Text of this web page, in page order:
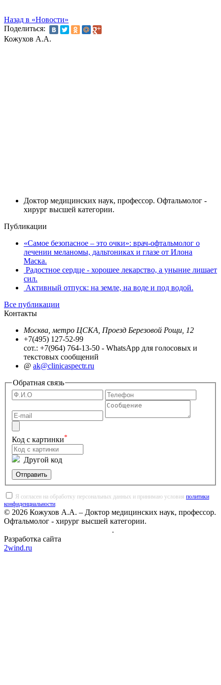
Назад в «Новости»
Поделиться:
Кожухов А.А.
Доктор медицинских наук, профессор. Офтальмолог -
хирург высшей категории.
Публикации
«Самое безопасное – это очки»: врач-офтальмолог о
лечении меланомы, дальтониках и глазе от Илона
Маска.
Радостное сердце - хорошее лекарство, а уныние лишает
сил.
Активный отпуск: на земле, на воде и под водой.
Все публикации
Контакты
Москва, метро ЦСКА, Проезд Березовой Рощи, 12
+7(495) 127-52-99
сот.: +7(964) 764-13-50 - WhatsApp для голосовых и
текстовых сообщений
@ ak@clinicaspectr.ru
Обратная связь
Код с картинки*
Другой код
Отправить
Я согласен на обработку персональных данных и принимаю условия политики
конфиденциальности.
© 2026 Кожухов А.А. – Доктор медицинских наук, профессор.
Офтальмолог - хирург высшей категории.
.
Разработка сайта
2wind.ru